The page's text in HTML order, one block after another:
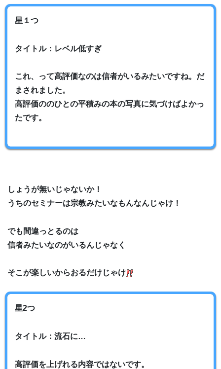
星１つ
タイトル：レベル低すぎ
これ、って高評価なのは信者がいるみたいですね。だ
まされました。
高評価ののひとの平積みの本の写真に気づけばよかっ
たです。
しょうが無いじゃないか！
うちのセミナーは宗教みたいなもんなんじゃけ！
でも間違っとるのは
信者みたいなのがいるんじゃなく
そこが楽しいからおるだけじゃけ
星2つ
タイトル：流石に…
高評価を上げれる内容ではないです。